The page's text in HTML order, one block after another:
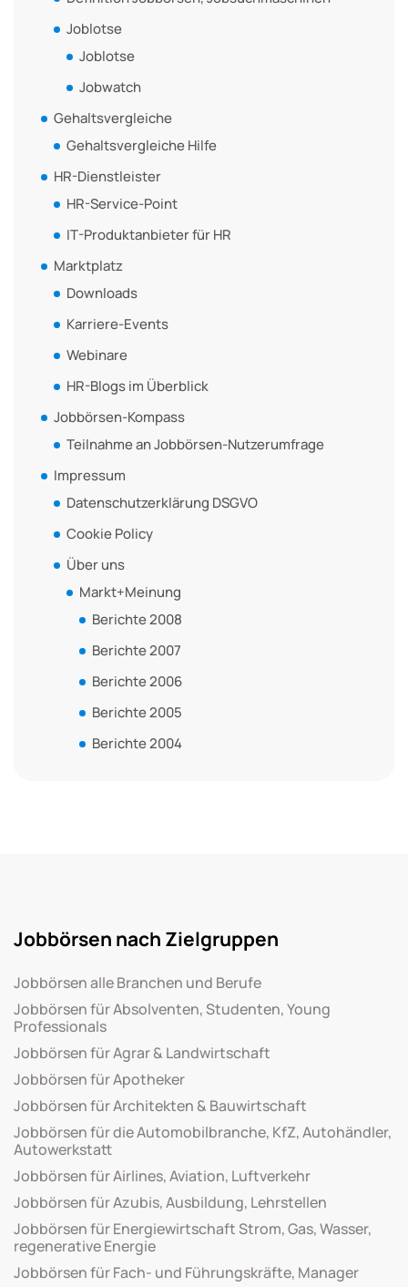
Joblotse
Joblotse
Jobwatch
Gehaltsvergleiche
Gehaltsvergleiche Hilfe
HR-Dienstleister
HR-Service-Point
IT-Produktanbieter für HR
Marktplatz
Downloads
Karriere-Events
Webinare
HR-Blogs im Überblick
Jobbörsen-Kompass
Teilnahme an Jobbörsen-Nutzerumfrage
Impressum
Datenschutzerklärung DSGVO
Cookie Policy
Über uns
Markt+Meinung
Berichte 2008
Berichte 2007
Berichte 2006
Berichte 2005
Berichte 2004
Jobbörsen nach Zielgruppen
Jobbörsen alle Branchen und Berufe
Jobbörsen für Absolventen, Studenten, Young
Professionals
Jobbörsen für Agrar & Landwirtschaft
Jobbörsen für Apotheker
Jobbörsen für Architekten & Bauwirtschaft
Jobbörsen für die Automobilbranche, KfZ, Autohändler,
Autowerkstatt
Jobbörsen für Airlines, Aviation, Luftverkehr
Jobbörsen für Azubis, Ausbildung, Lehrstellen
Jobbörsen für Energiewirtschaft Strom, Gas, Wasser,
regenerative Energie
Jobbörsen für Fach- und Führungskräfte, Manager